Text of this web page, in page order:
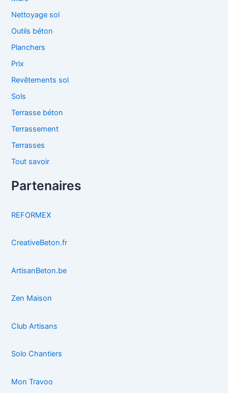
Nettoyage sol
Outils béton
Planchers
Prix
Revêtements sol
Sols
Terrasse béton
Terrassement
Terrasses
Tout savoir
Partenaires
REFORMEX
CreativeBeton.fr
ArtisanBeton.be
Zen Maison
Club Artisans
Solo Chantiers
Mon Travoo